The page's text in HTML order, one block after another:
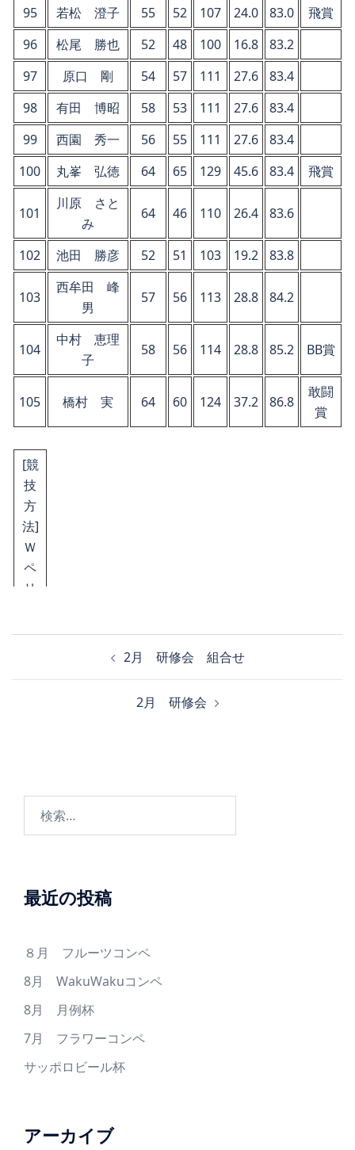
95
若松 澄子 55 52 107 24.0 83.0
飛賞
96
松尾 勝也 52 48 100 16.8
83.2
97
原口 剛 54 57 111 27.6
83.4
98
有田 博昭 58 53 111 27.6
83.4
99
西園 秀一 56 55 111 27.6
83.4
100
丸峯 弘徳 64 65 129 45.6 83.4 飛賞
101
川原 さと
み
64 46 110 26.4 83.6
102 池田 勝彦 52 51 103 19.2 83.8
103
西牟田 峰
男
57 56 113 28.8 84.2
104
中村 恵理
子
58 56 114 28.8 85.2 BB賞
105 橋村 実 64 60 124 37.2 86.8
敢闘
賞
[競
技
方
法]
Ｗ
ペ
リ
先･
ン
ッ
ク
Ｎ)
しﾎ
2･
ョ
2月 研修会 組合せ
2月 研修会
最近の投稿
８月 フルーツコンペ
8月 WakuWakuコンペ
8月 月例杯
7月 フラワーコンペ
サッポロビール杯
アーカイブ